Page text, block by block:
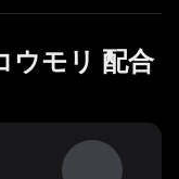
ウモリ 配合